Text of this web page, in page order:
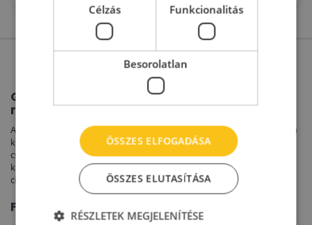
Gyors áttekintés a XV. kerület
raktárpiacáról
A Régi Fóti út, Késmárk utca és Külső Fóti út mentén koncentrálódik a
kerület városi
kiadó raktárállománya. 400–12 000 m²‑es B kategóriás
csarnokok 6–8 m belmagassággal, nettó 4,8–6,5 €/m² díjon érhetők el,
közvetlen kapcsolattal az M0 és M3 autópályához, ideálisak
city‑logisztikára és regionális elosztásra Észak‑Pest térségében.
Fő raktárzónák a XV. kerületben
Célzás Funkcionalitás
Besorolatlan
ÖSSZES ELFOGADÁSA
ÖSSZES ELUTASÍTÁSA
RÉSZLETEK MEGJELENÍTÉSE